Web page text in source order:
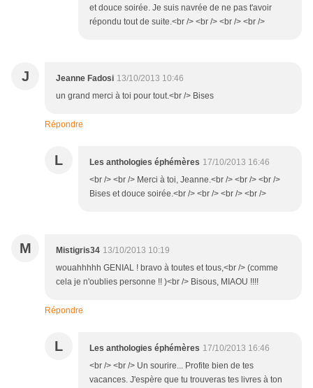
et douce soirée. Je suis navrée de ne pas t'avoir
répondu tout de suite.<br /> <br /> <br /> <br />
J Jeanne Fadosi 13/10/2013 10:46
un grand merci à toi pour tout.<br /> Bises
Répondre
L Les anthologies éphémères 17/10/2013 16:46
<br /> <br /> Merci à toi, Jeanne.<br /> <br /> <br />
Bises et douce soirée.<br /> <br /> <br /> <br />
M Mistigris34 13/10/2013 10:19
wouahhhhh GENIAL ! bravo à toutes et tous,<br /> (comme
cela je n'oublies personne !! )<br /> Bisous, MIAOU !!!!
Répondre
L Les anthologies éphémères 17/10/2013 16:46
<br /> <br /> Un sourire... Profite bien de tes
vacances. J'espère que tu trouveras tes livres à ton